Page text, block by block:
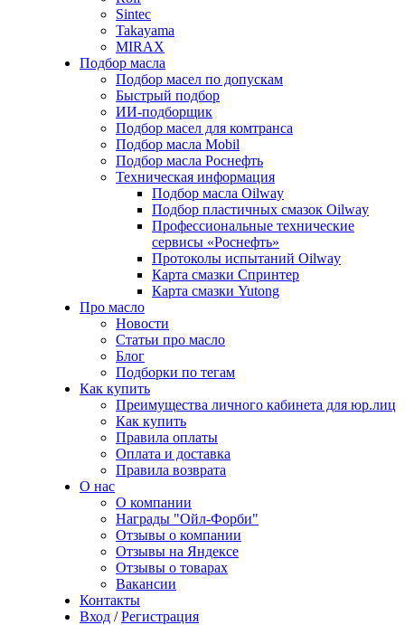
Sintec
Takayama
MIRAX
Подбор масла
Подбор масел по допускам
Быстрый подбор
ИИ-подборщик
Подбор масел для комтранса
Подбор масла Mobil
Подбор масла Роснефть
Техническая информация
Подбор масла Oilway
Подбор пластичных смазок Oilway
Профессиональные технические
сервисы «Роснефть»
Протоколы испытаний Oilway
Карта смазки Спринтер
Карта смазки Yutong
Про масло
Новости
Статьи про масло
Блог
Подборки по тегам
Как купить
Преимущества личного кабинета для юр.лиц
Как купить
Правила оплаты
Оплата и доставка
Правила возврата
О нас
О компании
Награды "Ойл-Форби"
Отзывы о компании
Отзывы на Яндексе
Отзывы о товарах
Вакансии
Контакты
Вход / Регистрация